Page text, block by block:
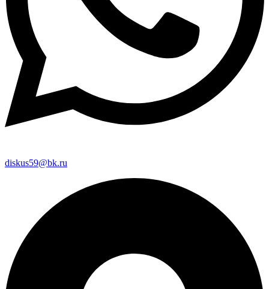
diskus59@bk.ru